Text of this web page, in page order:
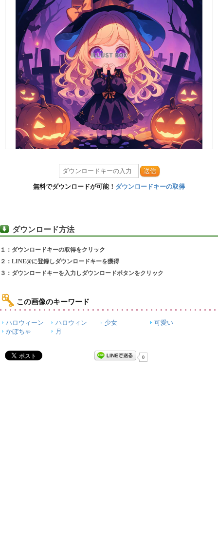
送信
無料でダウンロードが可能！ ダウンロードキーの取得
ダウンロード方法
１：ダウンロードキーの取得をクリック
２：LINE@に登録しダウンロードキーを獲得
３：ダウンロードキーを入力しダウンロードボタンをクリック
この画像のキーワード
ハロウィーン ハロウィン 少女
可愛い
かぼちゃ
月
0